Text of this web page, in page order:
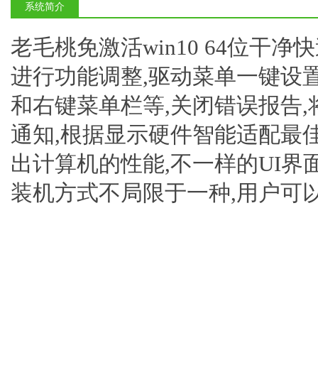
系统简介
老毛桃免激活win10 64位干净
进行功能调整,驱动菜单一键设
和右键菜单栏等,关闭错误报告
通知,根据显示硬件智能适配最
出计算机的性能,不一样的UI界
装机方式不局限于一种,用户可